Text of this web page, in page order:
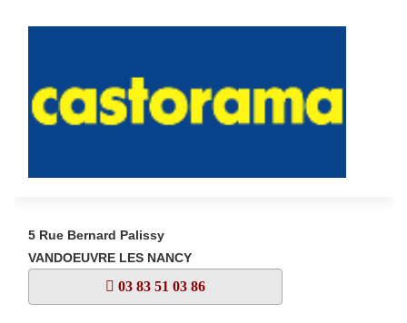
5 Rue Bernard Palissy
VANDOEUVRE LES NANCY
03 83 51 03 86